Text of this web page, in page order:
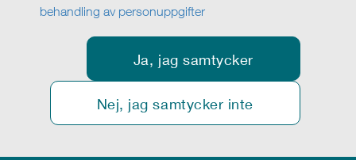
behandling av personuppgifter
Ja, jag samtycker
Nej, jag samtycker inte